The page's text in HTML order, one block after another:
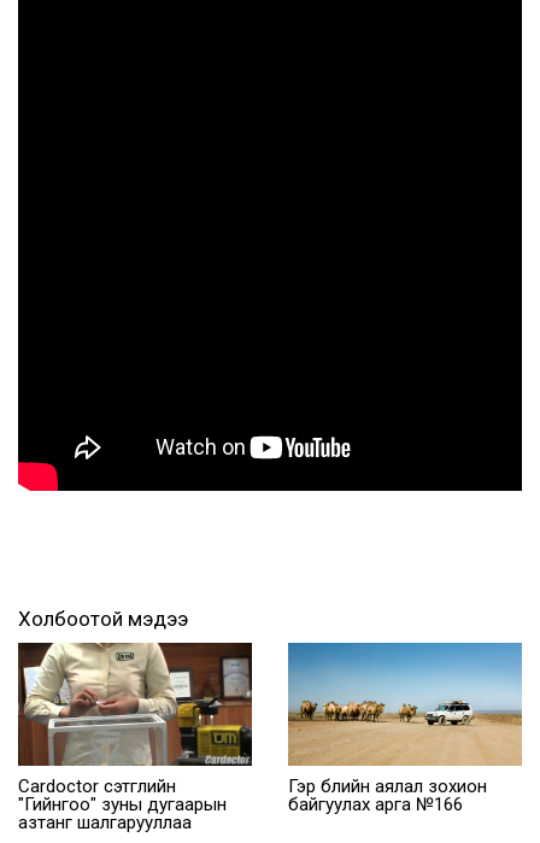
Холбоотой мэдээ
Cardoctor сэтгүүлийн
"Гийнгоо" зуны дугаарын
азтанг шалгарууллаа
Гэр бүлийн аялал зохион
байгуулах арга №166